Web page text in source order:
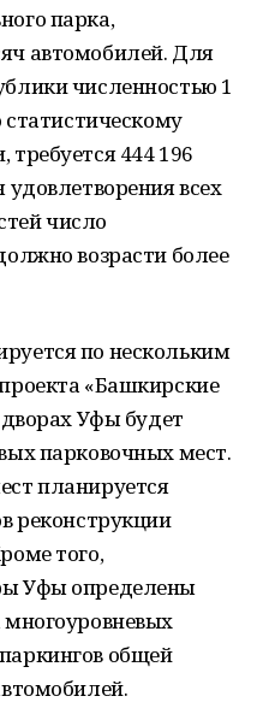
парка,
автомобилей. Для
численностью 1
статистическому
444 196
всех
число
возрасти более
по нескольким
«Башкирские
Уфы будет
парковочных мест.
планируется
реконструкции
того,
Уфы определены
многоуровневых
общей